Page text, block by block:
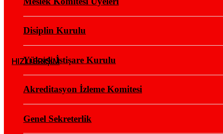
HIZLI ERİŞİM
Disiplin Kurulu
Yüksek İstişare Kurulu
Akreditasyon İzleme Komitesi
Genel Sekreterlik